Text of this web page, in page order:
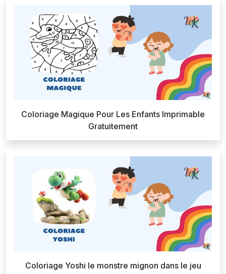
Coloriage Magique Pour Les Enfants Imprimable
Gratuitement
Coloriage Yoshi le monstre mignon dans le jeu